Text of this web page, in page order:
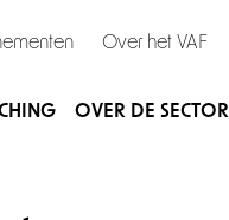
Over het VAF
OVER DE SECTOR